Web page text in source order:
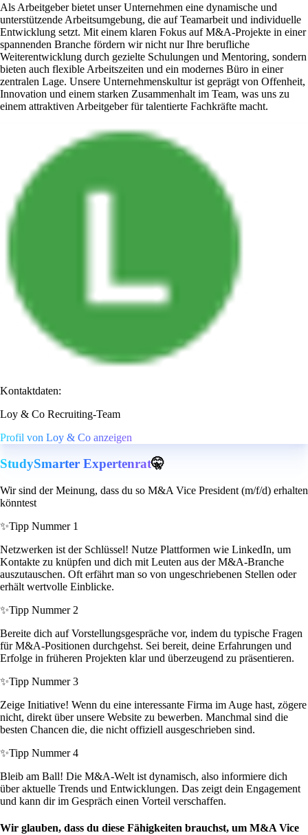
Als Arbeitgeber bietet unser Unternehmen eine dynamische und
unterstützende Arbeitsumgebung, die auf Teamarbeit und individuelle
Entwicklung setzt. Mit einem klaren Fokus auf M&A-Projekte in einer
spannenden Branche fördern wir nicht nur Ihre berufliche
Weiterentwicklung durch gezielte Schulungen und Mentoring, sondern
bieten auch flexible Arbeitszeiten und ein modernes Büro in einer
zentralen Lage. Unsere Unternehmenskultur ist geprägt von Offenheit,
Innovation und einem starken Zusammenhalt im Team, was uns zu
einem attraktiven Arbeitgeber für talentierte Fachkräfte macht.
Kontaktdaten:
Loy & Co Recruiting-Team
Profil von Loy & Co anzeigen
StudySmarter Expertenrat🤫
Wir sind der Meinung, dass du so M&A Vice President (m/f/d) erhalten
könntest
✨Tipp Nummer 1
Netzwerken ist der Schlüssel! Nutze Plattformen wie LinkedIn, um
Kontakte zu knüpfen und dich mit Leuten aus der M&A-Branche
auszutauschen. Oft erfährt man so von ungeschriebenen Stellen oder
erhält wertvolle Einblicke.
✨Tipp Nummer 2
Bereite dich auf Vorstellungsgespräche vor, indem du typische Fragen
für M&A-Positionen durchgehst. Sei bereit, deine Erfahrungen und
Erfolge in früheren Projekten klar und überzeugend zu präsentieren.
✨Tipp Nummer 3
Zeige Initiative! Wenn du eine interessante Firma im Auge hast, zögere
nicht, direkt über unsere Website zu bewerben. Manchmal sind die
besten Chancen die, die nicht offiziell ausgeschrieben sind.
✨Tipp Nummer 4
Bleib am Ball! Die M&A-Welt ist dynamisch, also informiere dich
über aktuelle Trends und Entwicklungen. Das zeigt dein Engagement
und kann dir im Gespräch einen Vorteil verschaffen.
Wir glauben, dass du diese Fähigkeiten brauchst, um M&A Vice